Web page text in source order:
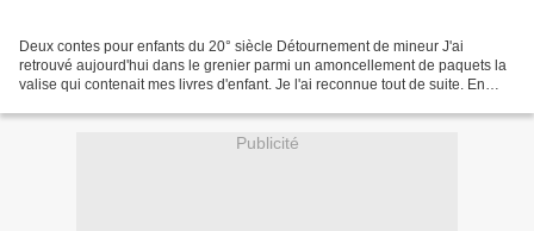
Deux contes pour enfants du 20° siècle Détournement de mineur J'ai
retrouvé aujourd'hui dans le grenier parmi un amoncellement de paquets la
valise qui contenait mes livres d'enfant. Je l'ai reconnue tout de suite. En
Publicité